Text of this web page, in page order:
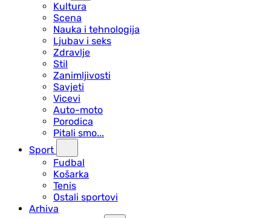
Kultura
Scena
Nauka i tehnologija
Ljubav i seks
Zdravlje
Stil
Zanimljivosti
Savjeti
Vicevi
Auto-moto
Porodica
Pitali smo...
Sport
Fudbal
Košarka
Tenis
Ostali sportovi
Arhiva